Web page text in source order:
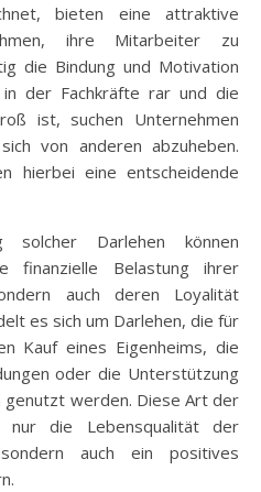
bieten eine attraktive
ihre Mitarbeiter zu
die Bindung und Motivation
der Fachkräfte rar und die
ist, suchen Unternehmen
von anderen abzuheben.
hierbei eine entscheidende
solcher Darlehen können
finanzielle Belastung ihrer
auch deren Loyalität
es sich um Darlehen, die für
Kauf eines Eigenheims, die
oder die Unterstützung
werden. Diese Art der
nur die Lebensqualität der
auch ein positives